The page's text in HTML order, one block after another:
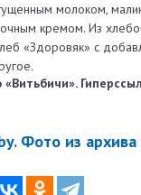
молоком,
кремом. Из
«Здоровяк» с
Фото из